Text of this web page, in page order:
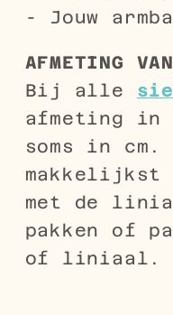
- Jouw
AFMETING
Bij alle
afmeting in
soms in
makkelijkst
met de
pakken of
of liniaal.